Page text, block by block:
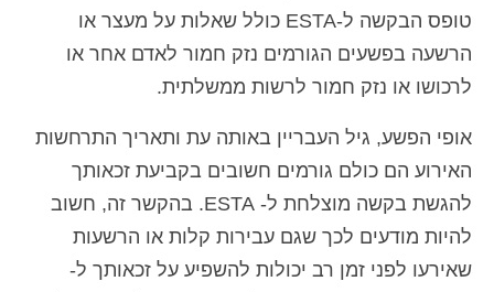
טופס הבקשה ל-ESTA כולל שאלות על מעצר או
הרשעה בפשעים הגורמים נזק חמור לאדם אחר או
לרכושו או נזק חמור לרשות ממשלתית.
אופי הפשע, גיל העבריין באותה עת ותאריך התרחשות
האירוע הם כולם גורמים חשובים בקביעת זכאותך
להגשת בקשה מוצלחת ל- ESTA. בהקשר זה, חשוב
להיות מודעים לכך שגם עבירות קלות או הרשעות
שאירעו לפני זמן רב יכולות להשפיע על זכאותך ל-